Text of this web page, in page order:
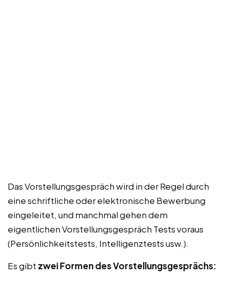
Das Vorstellungsgespräch wird in der Regel durch
eine schriftliche oder elektronische Bewerbung
eingeleitet, und manchmal gehen dem
eigentlichen Vorstellungsgespräch Tests voraus
(Persönlichkeitstests, Intelligenztests usw.).
Es gibt zwei Formen des Vorstellungsgesprächs: